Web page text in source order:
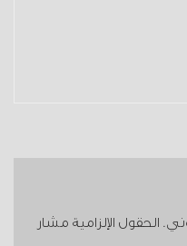
الحقول الإلزامية مشار